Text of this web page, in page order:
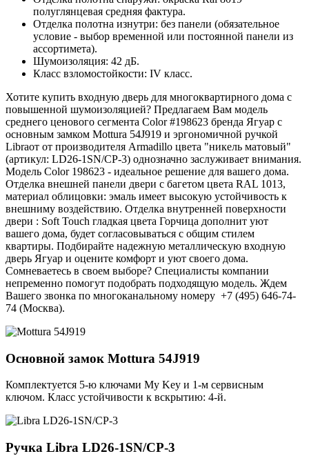
полуглянцевая средняя фактура.
Отделка полотна изнутри: без панели (обязательное
условие - выбор временной или постоянной панели из
ассортимета).
Шумоизоляция: 42 дБ.
Класс взломостойкости: IV класс.
Хотите купить входную дверь для многоквартирного дома с
повышенной шумоизоляцией? Предлагаем Вам модель
среднего ценового сегмента Color #198623 бренда Ягуар с
основным замком Mottura 54J919 и эргономичной ручкой
Libraот от производителя Armadillo цвета "никель матовый"
(артикул: LD26-1SN/CP-3) однозначно заслуживает внимания.
Модель Color 198623 - идеальное решение для вашего дома.
Отделка внешней панели двери с багетом цвета RAL 1013,
материал облицовки: эмаль имеет высокую устойчивость к
внешниму воздействию. Отделка внутренней поверхности
двери : Soft Touch гладкая цвета Горчица дополнит уют
вашего дома, будет согласовываться с общим стилем
квартиры. Подбирайте надежную металлическую входную
дверь Ягуар и оцените комфорт и уют своего дома.
Сомневаетесь в своем выборе? Специалисты компании
непременно помогут подобрать подходящую модель. Ждем
Вашего звонка по многоканальному номеру +7 (495) 646-74-
74 (Москва).
Основной замок Mottura 54J919
Комплектуется 5-ю ключами My Key и 1-м сервисным
ключом. Класс устойчивости к вскрытию: 4-й.
Ручка Libra LD26-1SN/CP-3